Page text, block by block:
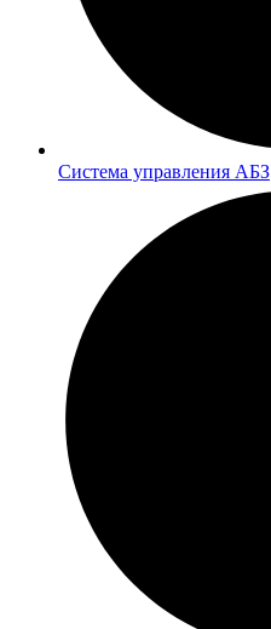
Система управления АБЗ